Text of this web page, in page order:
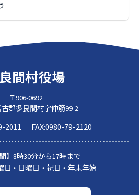
間村役場
〒906-0692
郡多良間村字仲筋99-2
2011 FAX:0980-79-2120
】 8時30分から17時まで
日・日曜日・祝日・年末年始